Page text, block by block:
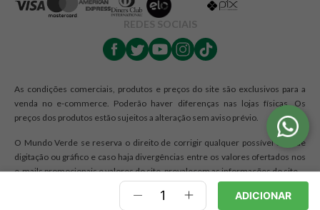
ADICIONAR
Endereço de e-mail
ENVIAR AVALIAÇÃO
REDES SOCIAIS
As condições comerciais, produtos e preços do site são exclusivos para a
venda no e-commerce. Poderão haver diferenças nas lojas físicas. Os
preços dos produtos estão sujeitos a alteração sem aviso prévio.
O Mundo Verde se reserva o direito de corrigir qualquer possível erro de
digitação ou gráfico e caso haja divergências entre os valores ofertados nos
e-mails promocionais e valores do site, prevalecem as informações do site.
Razão Social: RJA - COMERCIO DE PRODUTOS NATURAIS LTDA. | CNPJ: